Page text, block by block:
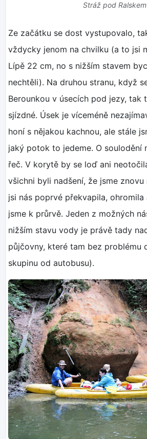
Stráž pod Ralskem
Ze začátku se dost vystupovalo,
vždycky jenom na chvilku (a to jsi
Lípě 22 cm, no s nižším stavem
nechtěli). Na druhou stranu, když
Berounkou v úsecích pod jezy, tak
sjízdné. Úsek je víceméně
honí s nějakou kachnou, ale stále
jaký potok to jedeme. O soulodění
řeč. V korytě by se loď ani
všichni byli nadšení, že jsme
jsi nás poprvé překvapila, ohromila
jsme k průrvě. Jeden z možných
nižším stavu vody je právě tady
půjčovny, které tam bez problému
skupinu od autobusu).